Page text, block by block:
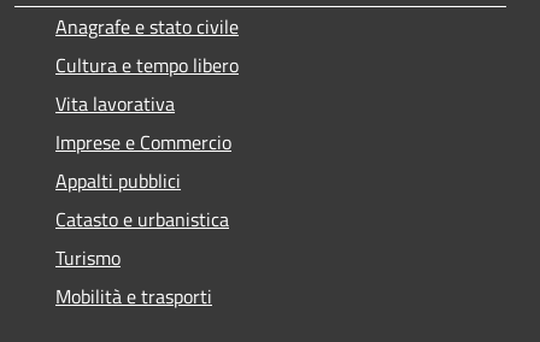
Anagrafe e stato civile
Cultura e tempo libero
Vita lavorativa
Imprese e Commercio
Appalti pubblici
Catasto e urbanistica
Turismo
Mobilità e trasporti